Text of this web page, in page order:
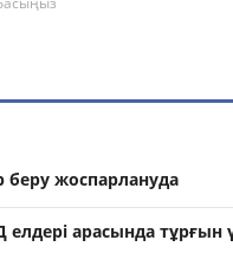
беру жоспарлануда
арасында тұрғын